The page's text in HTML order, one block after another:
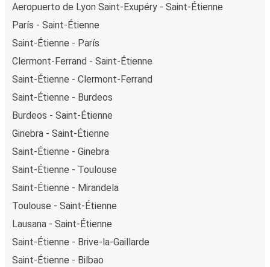
Aeropuerto de Lyon Saint-Exupéry - Saint-Étienne
París - Saint-Étienne
Saint-Étienne - París
Clermont-Ferrand - Saint-Étienne
Saint-Étienne - Clermont-Ferrand
Saint-Étienne - Burdeos
Burdeos - Saint-Étienne
Ginebra - Saint-Étienne
Saint-Étienne - Ginebra
Saint-Étienne - Toulouse
Saint-Étienne - Mirandela
Toulouse - Saint-Étienne
Lausana - Saint-Étienne
Saint-Étienne - Brive-la-Gaillarde
Saint-Étienne - Bilbao